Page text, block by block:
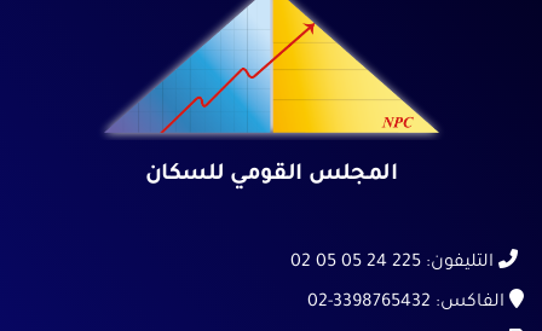
المجلس القومي للسكان
التليفون: 225 24 05 05 02
الفاكس: 02-3398765432